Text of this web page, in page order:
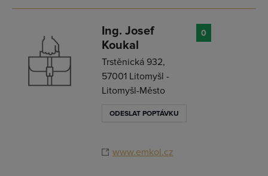
Ing. Josef
Koukal
Trstěnická 932,
57001 Litomyšl -
Litomyšl-Město
ODESLAT POPTÁVKU
www.emkol.cz
0